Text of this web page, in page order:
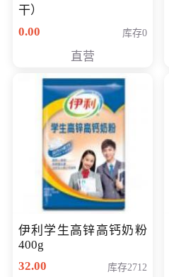
干）
0.00
库存0
直营
伊利学生高锌高钙奶粉
400g
32.00
库存2712